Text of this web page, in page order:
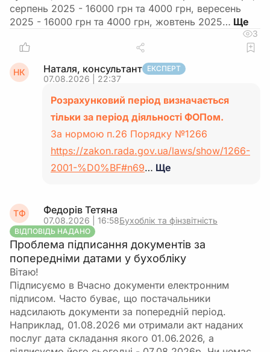
серпень 2025 - 16000 грн та 4000 грн, вересень
2025 - 16000 грн та 4000 грн, жовтень 2025…
3
НК Наталя, консультант ЕКСПЕРТ
07.08.2026 | 22:37
Розрахунковий період визначається
тільки за період діяльності ФОПом.
За нормою п.26 Порядку №1266
https://zakon.rada.gov.ua/laws/show/1266-
2001-%D0%BF#n69… Ще
ТФ Федорів Тетяна
07.08.2026 | 16:58Бухоблік та фінзвітність
ВІДПОВІДЬ НАДАНО
Проблема підписання документів за
попередніми датами у бухобліку
Вітаю!
Підписуємо в Вчасно документи електронним
підписом. Часто буває, що постачальники
надсилають документи за попередній період.
Наприклад, 01.08.2026 ми отримали акт наданих
послуг дата складання якого 01.06.2026, а